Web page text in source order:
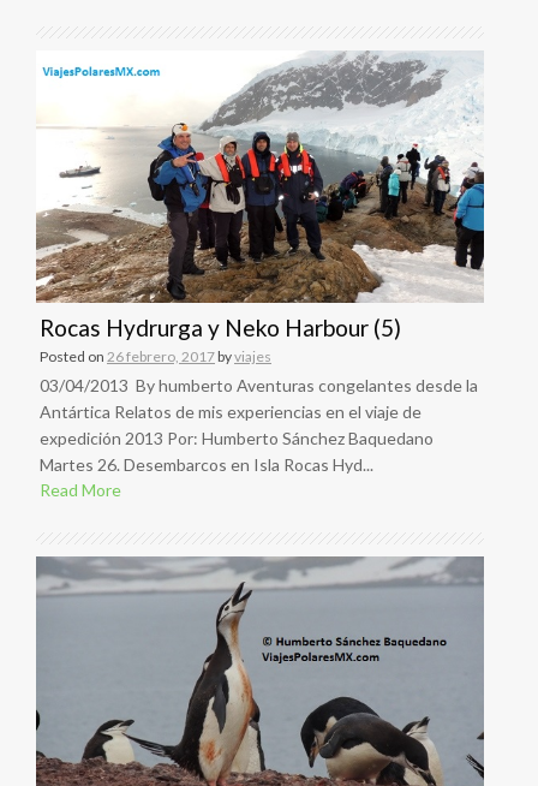
Rocas Hydrurga y Neko Harbour (5)
Posted on 26 febrero, 2017byviajes
03/04/2013 By humberto Aventuras congelantes desde la
Antártica Relatos de mis experiencias en el viaje de
expedición 2013 Por: Humberto Sánchez Baquedano
Martes 26. Desembarcos en Isla Rocas Hyd...
Read More